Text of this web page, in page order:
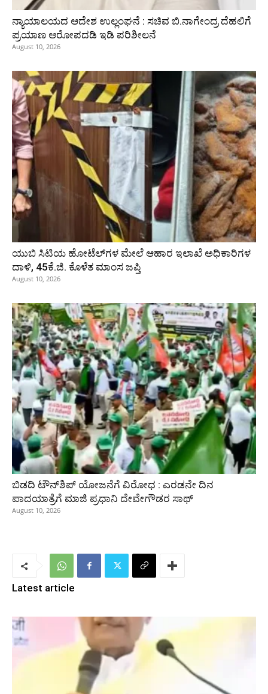
ನ್ಯಾಯಾಲಯದ ಆದೇಶ ಉಲ್ಲಂಘನೆ : ಸಚಿವ ಬಿ.ನಾಗೇಂದ್ರ ದೆಹಲಿಗೆ
ಪ್ರಯಾಣ ಆರೋಪದಡಿ ಇಡಿ ಪರಿಶೀಲನೆ
August 10, 2026
ಯುಬಿ ಸಿಟಿಯ ಹೋಟೆಲ್‌ಗಳ ಮೇಲೆ ಆಹಾರ ಇಲಾಖೆ ಅಧಿಕಾರಿಗಳ
ದಾಳಿ, 45ಕೆ.ಜಿ. ಕೊಳೆತ ಮಾಂಸ ಜಪ್ತಿ
August 10, 2026
ಬಿಡದಿ ಟೌನ್‌ಶಿಪ್‌ ಯೋಜನೆಗೆ ವಿರೋಧ : ಎರಡನೇ ದಿನ
ಪಾದಯಾತ್ರೆಗೆ ಮಾಜಿ ಪ್ರಧಾನಿ ದೇವೇಗೌಡರ ಸಾಥ್‌
August 10, 2026
Latest article